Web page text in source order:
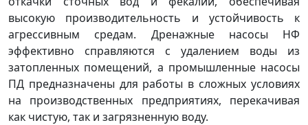
высокую производительность и устойчивость к
агрессивным средам. Дренажные насосы НФ
эффективно справляются с удалением воды из
затопленных помещений, а промышленные насосы
ПД предназначены для работы в сложных условиях
на производственных предприятиях, перекачивая
как чистую, так и загрязненную воду.